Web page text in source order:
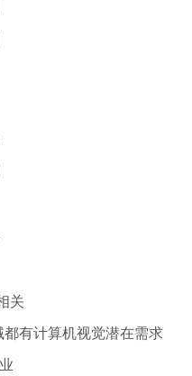
关
有计算机视觉潜在需求